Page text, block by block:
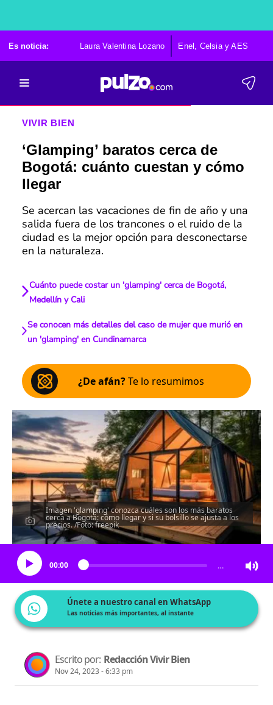
Es noticia: Laura Valentina Lozano Enel, Celsia y AES
VIVIR BIEN
‘Glamping’ baratos cerca de
Bogotá: cuánto cuestan y cómo
llegar
Se acercan las vacaciones de fin de año y una
salida fuera de los trancones o el ruido de la
ciudad es la mejor opción para desconectarse
en la naturaleza.
Cuánto puede costar un 'glamping' cerca de Bogotá,
Medellín y Cali
Se conocen más detalles del caso de mujer que murió en
un 'glamping' en Cundinamarca
¿De afán?Te lo resumimos
Imagen 'glamping' conozca cuáles son los más baratos
cerca a Bogotá: cómo llegar y si su bolsillo se ajusta a los
precios. /Foto: freepik
Escucha el artículo
00:00 …
Únete a nuestro canal en WhatsApp
Las noticias más importantes, al instante
Escrito por: Redacción Vivir Bien
Nov 24, 2023 - 6:33 pm